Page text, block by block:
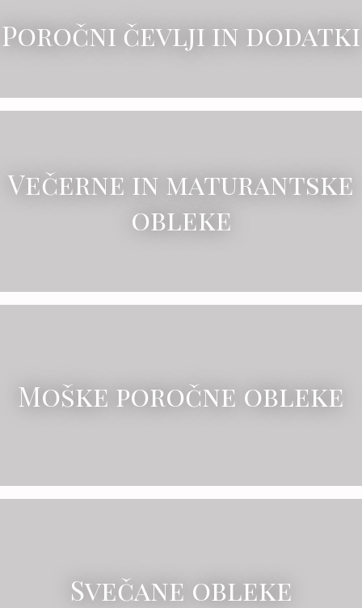
Poročni čevlji in dodatki
Večerne in maturantske
obleke
Moške poročne obleke
Svečane obleke